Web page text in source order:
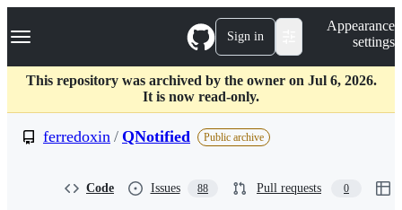
k
p
c
Navigation Menu Sign in
Appearance
settings
This repository was archived by the owner on Jul 6, 2026.
It is now read-only.
ferredoxin / QNotified Public archive
Code Issues 88 Pull requests 0